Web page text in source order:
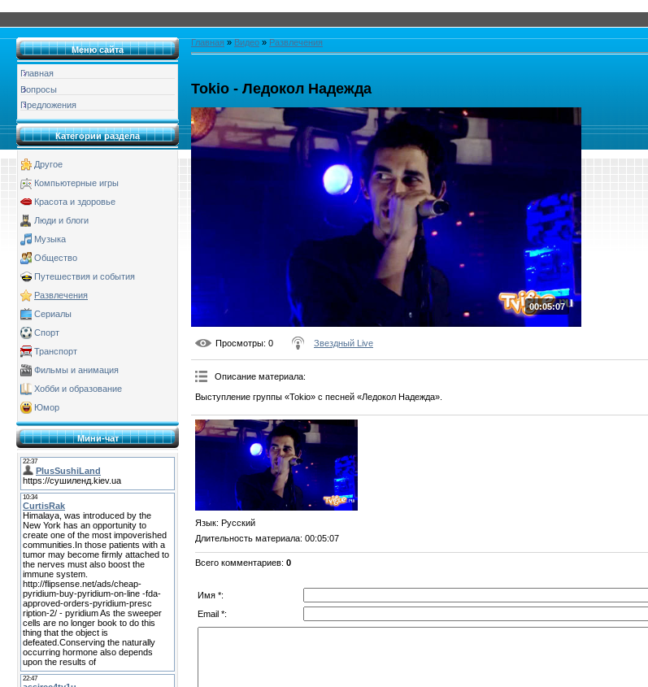
Меню сайта
Главная
Вопросы
Предложения
Категории раздела
Другое
Компьютерные игры
Красота и здоровье
Люди и блоги
Музыка
Общество
Путешествия и события
Развлечения
Сериалы
Спорт
Транспорт
Фильмы и анимация
Хобби и образование
Юмор
Мини-чат
Главная » Видео » Развлечения
Tokio - Ледокол Надежда
00:05:07
Просмотры: 0 Звездный Live
Описание материала:
Выступление группы «Tokio» с песней «Ледокол Надежда».
Язык: Русский
Длительность материала: 00:05:07
Всего комментариев: 0
Имя *:
Email *: